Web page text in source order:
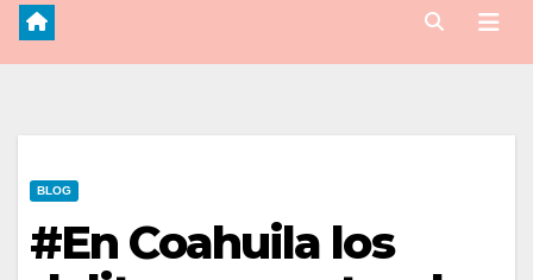
BLOG
#En Coahuila los